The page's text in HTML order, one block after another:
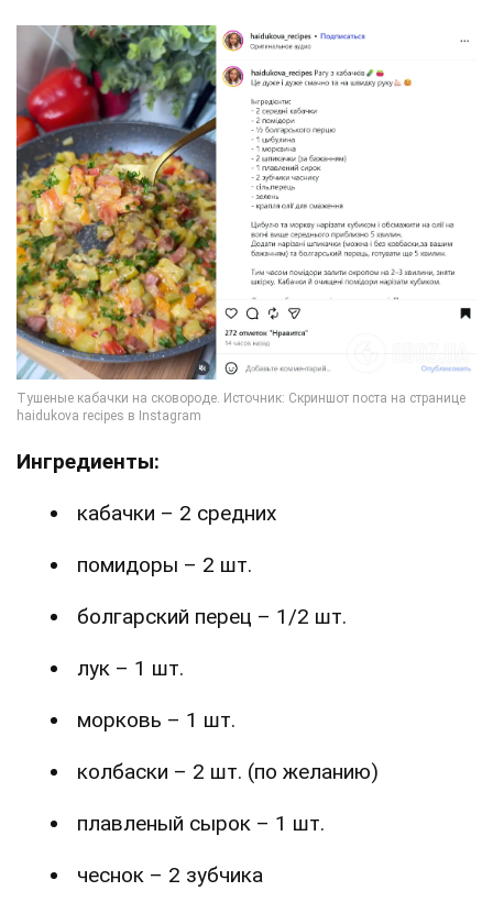
Ингредиенты:
кабачки – 2 средних
помидоры – 2 шт.
болгарский перец – 1/2 шт.
лук – 1 шт.
морковь – 1 шт.
колбаски – 2 шт. (по желанию)
плавленый сырок – 1 шт.
чеснок – 2 зубчика